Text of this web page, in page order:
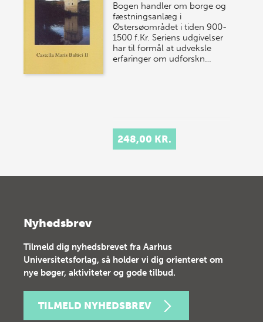
Bogen handler om borge og
fæstningsanlæg i
Østersøområdet i tiden 900-
1500 f.Kr. Seriens udgivelser
har til formål at udveksle
erfaringer om udforskn…
248,00 KR.
Nyhedsbrev
Tilmeld dig nyhedsbrevet fra Aarhus
Universitetsforlag, så holder vi dig orienteret om
nye bøger, aktiviteter og gode tilbud.
TILMELD NYHEDSBREV